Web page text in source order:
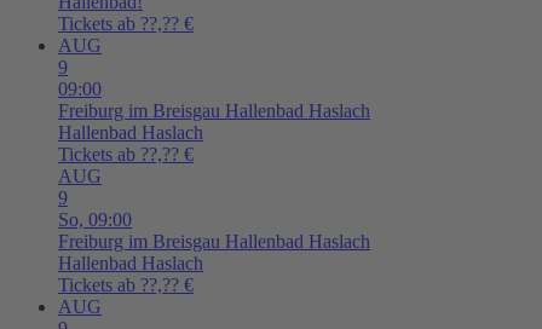
Tickets ab ??,?? €
AUG
9
09:00
Freiburg im Breisgau Hallenbad Haslach
Hallenbad Haslach
Tickets ab ??,?? €
AUG
9
So, 09:00
Freiburg im Breisgau Hallenbad Haslach
Hallenbad Haslach
Tickets ab ??,?? €
AUG